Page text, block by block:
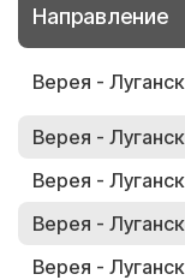
Направление
Верея - Луганск
Верея - Луганск
Верея - Луганск
Верея - Луганск
Верея - Луганск